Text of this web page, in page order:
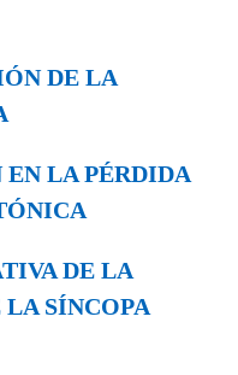
DE LA
LA PÉRDIDA
DE LA
SÍNCOPA